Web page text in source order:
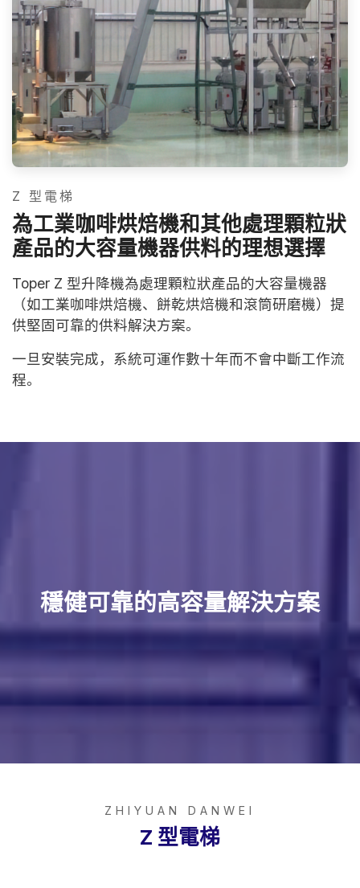
Z 型電梯
為工業咖啡烘焙機和其他處理顆粒狀
產品的大容量機器供料的理想選擇
Toper Z 型升降機為處理顆粒狀產品的大容量機器
（如工業咖啡烘焙機、餅乾烘焙機和滾筒研磨機）提
供堅固可靠的供料解決方案。
一旦安裝完成，系統可運作數十年而不會中斷工作流
程。
穩健可靠的高容量解決方案
ZHIYUAN DANWEI
Z 型電梯